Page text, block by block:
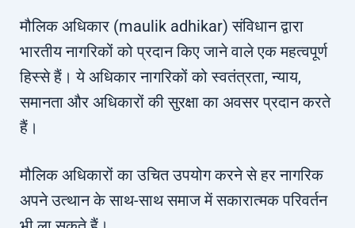
मौलिक अधिकार (maulik adhikar) संविधान द्वारा
भारतीय नागरिकों को प्रदान किए जाने वाले एक महत्वपूर्ण
हिस्से हैं। ये अधिकार नागरिकों को स्वतंत्रता, न्याय,
समानता और अधिकारों की सुरक्षा का अवसर प्रदान करते
हैं।
मौलिक अधिकारों का उचित उपयोग करने से हर नागरिक
अपने उत्थान के साथ-साथ समाज में सकारात्मक परिवर्तन